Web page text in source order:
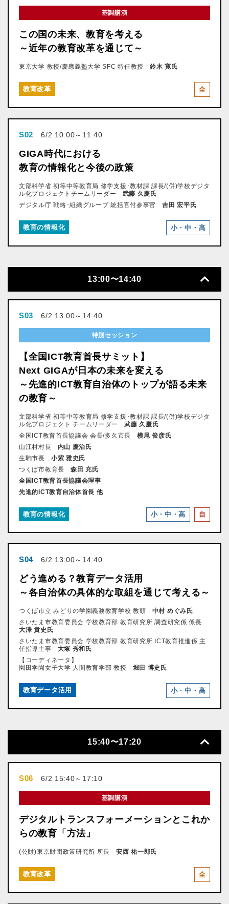
基調講演
この国の未来、教育を考える
～近年の教育改革を通じて～
東京大学 教授/慶應義塾大学 SFC 特任教授 鈴木 寛氏
教育改革 全
S02 6/2 10:00～11:40
GIGA時代における
教育の情報化と今後の政策
文部科学省 初等中等教育局 修学支援･教材課 課長/(併)学校デジタ
ル化プロジェクトチームリーダー
武藤 久慶氏
デジタル庁 戦略･組織グループ 統括官付参事官
吉田 宏平氏
教育の情報化 小・中・高
13:00〜14:40
S03 6/2 13:00～14:40
特別セッション
【全国ICT教育首長サミット】
Next GIGAが日本の未来を変える
～先進的ICT教育自治体のトップが語る未来
の教育～
文部科学省 初等中等教育局 修学支援･教材課 課長/(併)学校デジタ
ル化プロジェクト チームリーダー
武藤 久慶氏
全国ICT教育首長協議会 会長/多久市長
横尾 俊彦氏
山江村村長
内山 慶治氏
生駒市長
小紫 雅史氏
つくば市教育長
森田 充氏
全国ICT教育首長協議会理事
先進的ICT教育自治体首長 他
教育の情報化 小・中・高 自
S04 6/2 13:00～14:40
どう進める？教育データ活用
～各自治体の具体的な取組を通じて考える～
つくば市立 みどりの学園義務教育学校 教頭
中村 めぐみ氏
さいたま市教育委員会 学校教育部 教育研究所 調査研究係 係長
大澤 貴史氏
さいたま市教育委員会 学校教育部 教育研究所 ICT教育推進係 主
任指導主事
大塚 秀和氏
【コーディネータ】
園田学園女子大学 人間教育学部 教授
堀田 博史氏
教育データ活用 小・中・高
15:40〜17:20
S06 6/2 15:40～17:10
基調講演
デジタルトランスフォーメーションとこれか
らの教育「方法」
(公財)東京財団政策研究所 所長 安西 祐一郎氏
教育改革 全